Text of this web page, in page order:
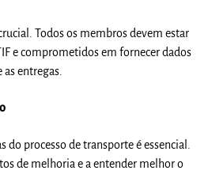
Todos os membros devem estar
e comprometidos em fornecer dados
entregas.
do processo de transporte é essencial.
de melhoria e a entender melhor o